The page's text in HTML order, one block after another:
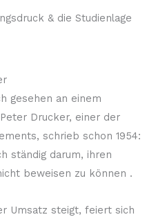
& die Studienlage
gesehen an einem
Drucker, einer der
schrieb schon 1954:
ständig darum, ihren
beweisen zu können .
Umsatz steigt, feiert sich